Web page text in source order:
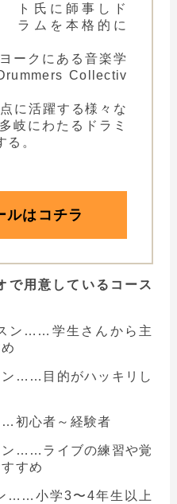
ト氏に師事しド
ラムを本格的に
ークにある音楽学
Collectiv
に活躍する様々な
岐にわたるドラミ
る。
ルはコチラ
で用意しているコース
ン……学生さんから主
ン……目的がハッキリし
初心者～経験者
ン……ライブの練習や覚
すめ
……小学3〜4年生以上